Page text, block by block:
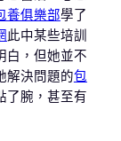
養俱樂部學了
此中某些培訓
白，但她並不
解決問題的包
了腕，甚至有